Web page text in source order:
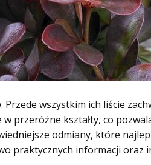
wszystkim ich liście
przeróżne kształty, co
odmiany, które
praktycznych informacji oraz